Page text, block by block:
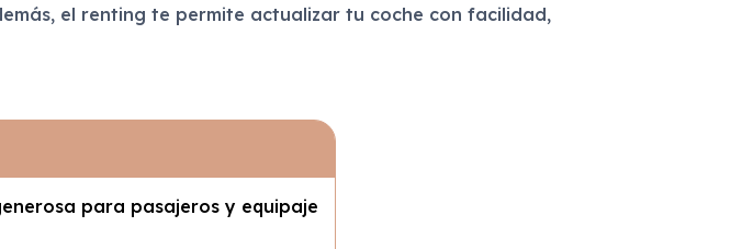
el renting te permite actualizar tu coche con facilidad,
para pasajeros y equipaje